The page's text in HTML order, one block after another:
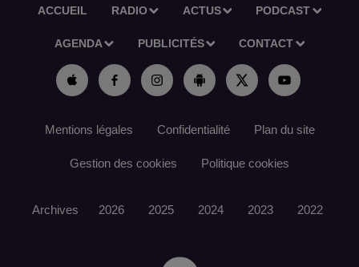
ACCUEIL RADIO ACTUS PODCAST
AGENDA PUBLICITÉS CONTACT
Mentions légales Confidentialité Plan du site
Gestion des cookies Politique cookies
Archives 2026 2025 2024 2023 2022